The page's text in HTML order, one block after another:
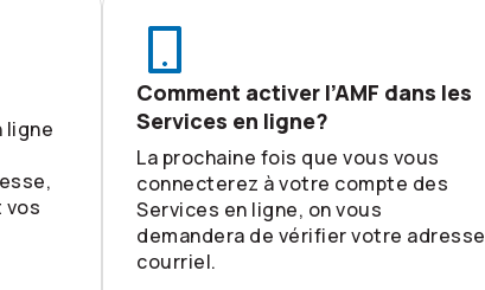
ligne
vos
Comment activer l’AMF dans les
Services en ligne?
La prochaine fois que vous vous
connecterez à votre compte des
Services en ligne, on vous
demandera de vérifier votre adresse
courriel.